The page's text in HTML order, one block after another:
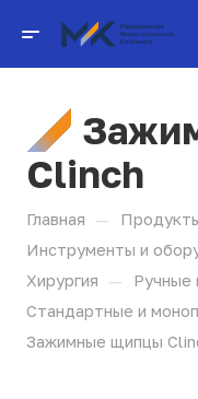
Clinch
Главная —
Инструменты и
Хирургия — Ручные
Стандартные и
Зажимные щипцы